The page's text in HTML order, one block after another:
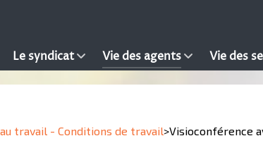
Le syndicat Vie des agents Vie des
travail - Conditions de travail>Visioconférence